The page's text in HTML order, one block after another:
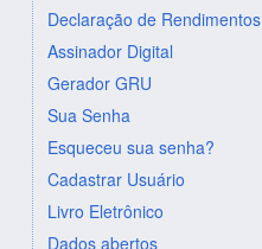
Declaração de Rendimentos
Assinador Digital
Gerador GRU
Sua Senha
Esqueceu sua senha?
Cadastrar Usuário
Livro Eletrônico
Dados abertos